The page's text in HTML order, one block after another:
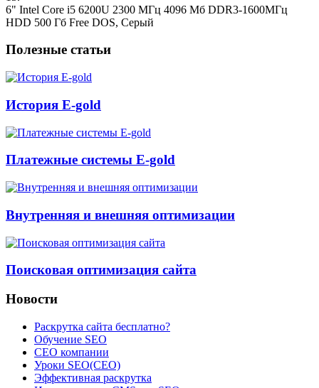
6" Intel Core i5 6200U 2300 МГц 4096 Мб DDR3-1600МГц
HDD 500 Гб Free DOS, Серый
Полезные статьи
История E-gold
Платежные системы E-gold
Внутренняя и внешняя оптимизации
Поисковая оптимизация сайта
Новости
Раскрутка сайта бесплатно?
Обучение SEO
CEO компании
Уроки SEO(СЕО)
Эффективная раскрутка